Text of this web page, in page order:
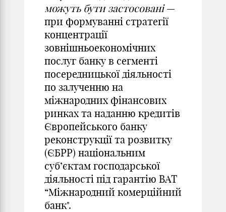
можуть бути застосовані—
при формуванні стратегії
концентрації
зовнішньоекономічних
послуг банку в сегменті
посередницької діяльності
по залученню на
міжнародних фінансових
ринках та наданню кредитів
Європейського банку
реконструкції та розвитку
(ЄБРР) національним
суб’єктам господарської
діяльності під гарантію ВАТ
“Міжнародний комерційний
банк".